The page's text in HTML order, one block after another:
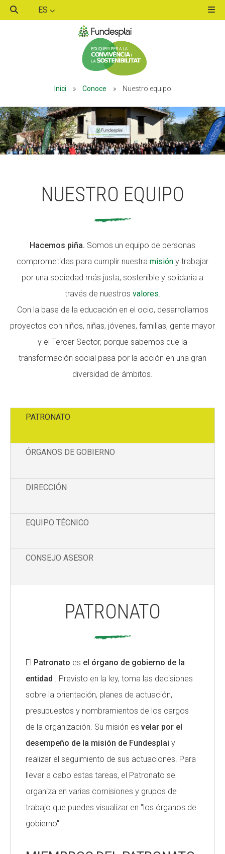
ES
Inici » Conoce » Nuestro equipo
NUESTRO EQUIPO
Hacemos piña. Somos un equipo de personas
comprometidas para cumplir nuestra misión y trabajar
por una sociedad más justa, sostenible y solidaria a
través de nuestros valores
Con la base de la educación en el ocio, desarrollamos
proyectos con niños, niñas, jóvenes, familias, gente mayor
y el Tercer Sector, porque sabemos que la
transformación social pasa por la acción en una gran
diversidad de ámbitos.
PATRONATO
ÓRGANOS DE GOBIERNO
DIRECCIÓN
EQUIPO TÉCNICO
CONSEJO ASESOR
PATRONATO
El Patronato es el órgano de gobierno de la
entidad . Previsto en la ley, toma las decisiones
sobre la orientación, planes de actuación,
presupuestos y nombramientos de los cargos
de la organización. Su misión es velar por el
desempeño de la misión de Fundesplai y
realizar el seguimiento de sus actuaciones. Para
llevar a cabo estas tareas, el Patronato se
organiza en varias comisiones y grupos de
trabajo que puedes visualizar en "los órganos de
gobierno".
ACTIVITATS D'ESTIU
ALBERG CENTRE ESPLAI
FORMACIÓ
CASES DE COLÒNIES
ACCIÓ SOCIAL I JOVES
ESPLAIS
SUPORT TERCER SECTOR
La Fundació
Missió i valors
Els comptes clars
Proposta educativa
Diari de la Fundació
Fundesplai als mitjans
Xarxes socials
COL·LABORA
Fes voluntariat
Fes un donatiu